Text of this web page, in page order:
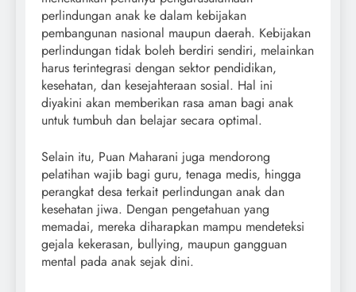
perlindungan anak ke dalam kebijakan
pembangunan nasional maupun daerah. Kebijakan
perlindungan tidak boleh berdiri sendiri, melainkan
harus terintegrasi dengan sektor pendidikan,
kesehatan, dan kesejahteraan sosial. Hal ini
diyakini akan memberikan rasa aman bagi anak
untuk tumbuh dan belajar secara optimal.
Selain itu, Puan Maharani juga mendorong
pelatihan wajib bagi guru, tenaga medis, hingga
perangkat desa terkait perlindungan anak dan
kesehatan jiwa. Dengan pengetahuan yang
memadai, mereka diharapkan mampu mendeteksi
gejala kekerasan, bullying, maupun gangguan
mental pada anak sejak dini.